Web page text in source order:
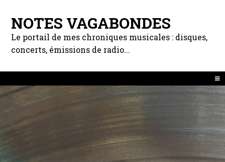
NOTES VAGABONDES
Le portail de mes chroniques musicales : disques,
concerts, émissions de radio...